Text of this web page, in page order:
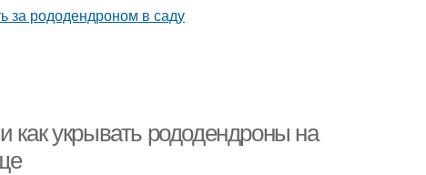
как укрывать рододендроны на